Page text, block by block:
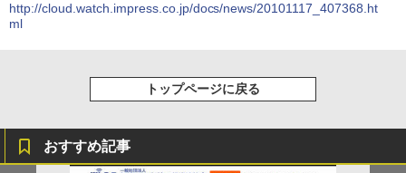
http://cloud.watch.impress.co.jp/docs/news/20101117_407368.ht
ml
トップページに戻る
おすすめ記事